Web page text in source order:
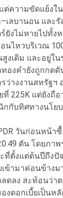
แต่ความขัดแย้ง
เลบานอน และรั
ยังไม่หายไปทั้ง
ไหวบริเวณ
เดิม และอยู่ใน
ทองคํายังถูกกด
ว่างงานสหรัฐฯ
225K แต่ยังถือ
กับทิศทางนโยบ
วันก่อนหน้าซื้
ตัน โดยภา
ตั้งแต่ต้นปีถึงปั
ข้ามาค่อนข้าง
ดลง สะท้อนว่า
งดอกเบี้ยเป็นหลั